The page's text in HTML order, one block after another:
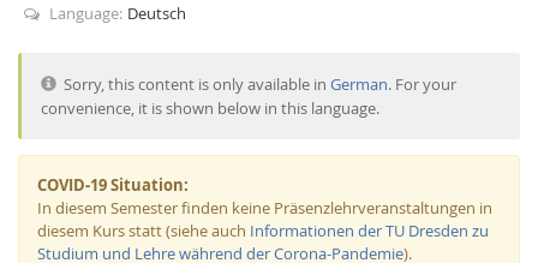
Language: Deutsch
Sorry, this content is only available inGerman. For your
convenience, it is shown below in this language.
COVID-19 Situation:
In diesem Semester finden keine Präsenzlehrveranstaltungen in
diesem Kurs statt (siehe auch Informationen der TU Dresden zu
Studium und Lehre während der Corona-Pandemie).